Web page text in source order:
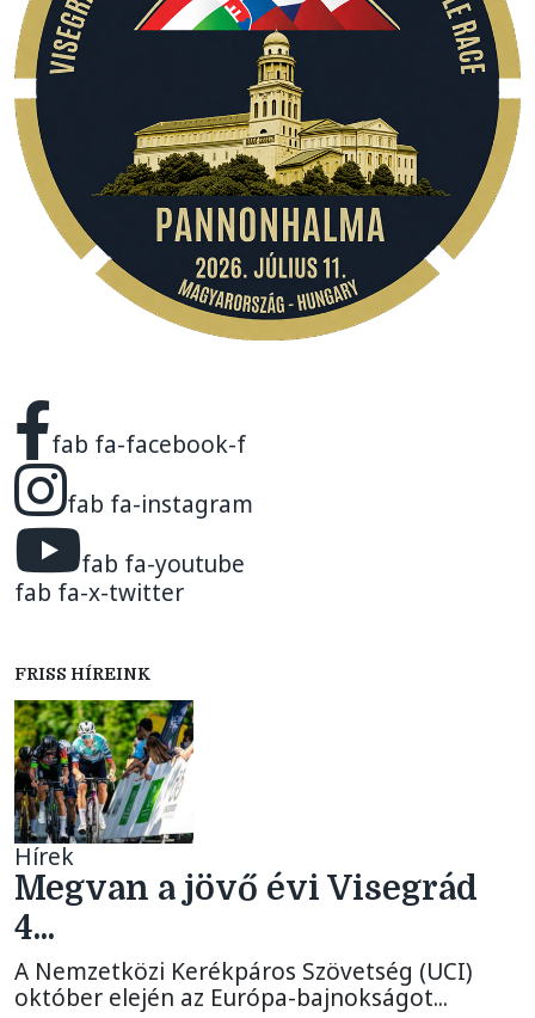
fab fa-facebook-f
fab fa-instagram
fab fa-youtube
fab fa-x-twitter
FRISS HÍREINK
Hírek
Megvan a jövő évi Visegrád
4...
A Nemzetközi Kerékpáros Szövetség (UCI)
október elején az Európa-bajnokságot...